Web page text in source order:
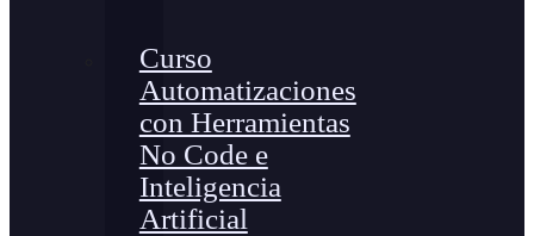
Curso
Automatizaciones
con Herramientas
No Code e
Inteligencia
Artificial